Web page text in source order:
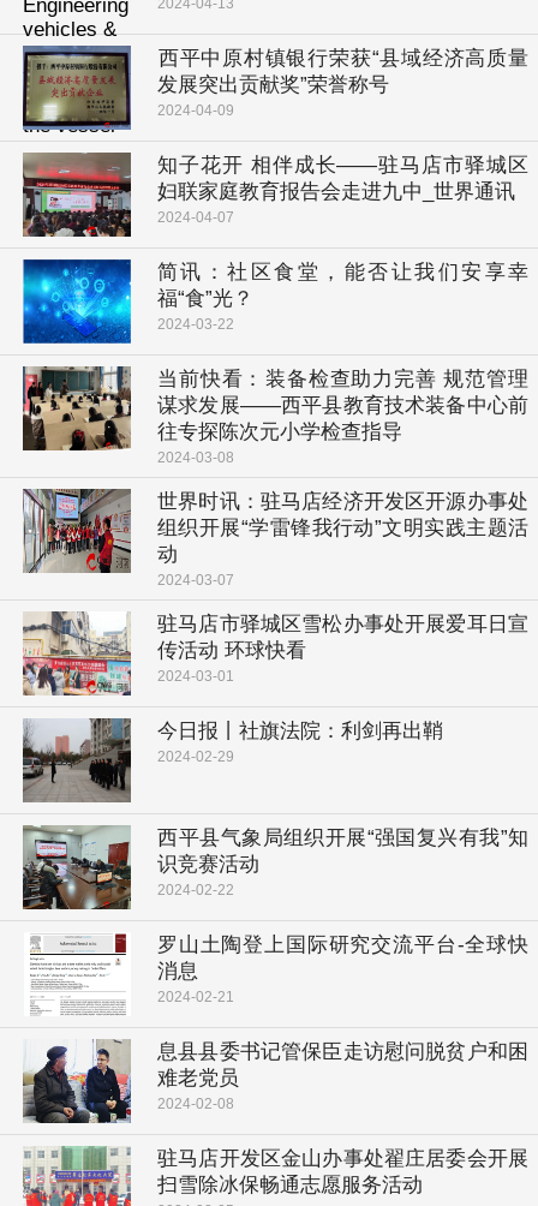
2024-04-13
​西平中原村镇银行荣获“县域经济高质量
发展突出贡献奖”荣誉称号
2024-04-09
知子花开 相伴成长——驻马店市驿城区
妇联家庭教育报告会走进九中_世界通讯
2024-04-07
简讯：社区食堂，能否让我们安享幸
福“食”光？
2024-03-22
当前快看：​装备检查助力完善 规范管理
谋求发展——西平县教育技术装备中心前
往专探陈次元小学检查指导
2024-03-08
世界时讯：驻马店经济开发区开源办事处
组织开展“学雷锋我行动”文明实践主题活
动
2024-03-07
驻马店市驿城区雪松办事处开展爱耳日宣
传活动 环球快看
2024-03-01
今日报丨社旗法院：利剑再出鞘
2024-02-29
​西平县气象局组织开展“强国复兴有我”知
识竞赛活动
2024-02-22
罗山土陶登上国际研究交流平台-全球快
消息
2024-02-21
息县县委书记管保臣走访慰问脱贫户和困
难老党员
2024-02-08
驻马店开发区金山办事处翟庄居委会开展
扫雪除冰保畅通志愿服务活动